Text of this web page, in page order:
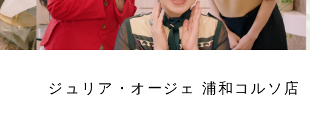
ジュリア・オージェ 浦和コルソ店